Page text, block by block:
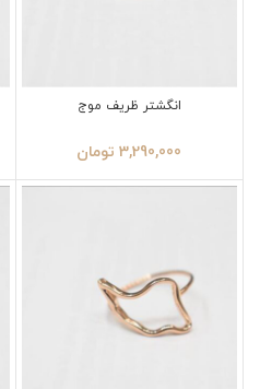
انگشتر ظریف موج
3,290,000 تومان